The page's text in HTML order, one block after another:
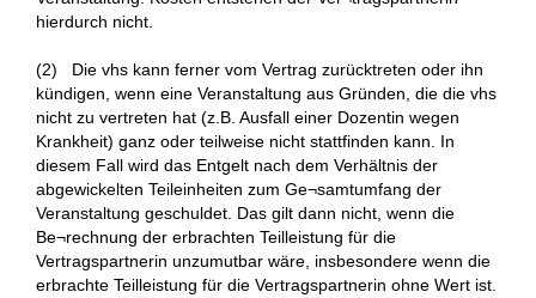
hierdurch nicht.
(2) Die vhs kann ferner vom Vertrag zurücktreten oder ihn
kündigen, wenn eine Veranstaltung aus Gründen, die die vhs
nicht zu vertreten hat (z.B. Ausfall einer Dozentin wegen
Krankheit) ganz oder teilweise nicht stattfinden kann. In
diesem Fall wird das Entgelt nach dem Verhältnis der
abgewickelten Teileinheiten zum Ge¬samtumfang der
Veranstaltung geschuldet. Das gilt dann nicht, wenn die
Be¬rechnung der erbrachten Teilleistung für die
Vertragspartnerin unzumutbar wäre, insbesondere wenn die
erbrachte Teilleistung für die Vertragspartnerin ohne Wert ist.